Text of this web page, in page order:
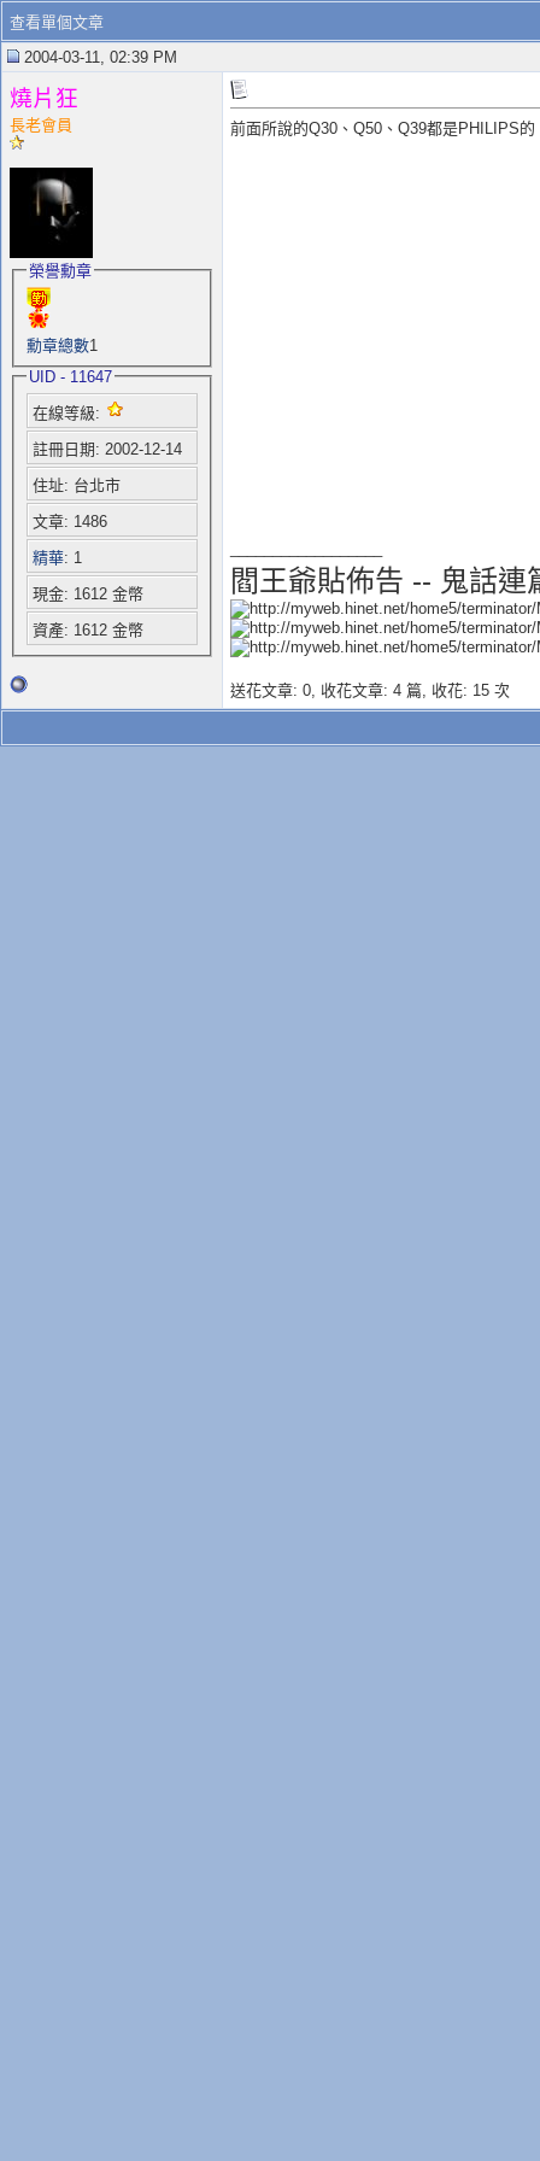
查看單個文章
2004-03-11, 02:39 PM
燒片狂
長老會員
榮譽勳章
勳章總數1
UID - 11647
在線等級:
註冊日期: 2002-12-14
住址: 台北市
文章: 1486
精華: 1
現金: 1612 金幣
資產: 1612 金幣
前面所說的Q30、Q50、Q39都是PHILIPS的
閻王爺貼佈告 -- 鬼話連
送花文章: 0, 收花文章: 4 篇, 收花: 15 次